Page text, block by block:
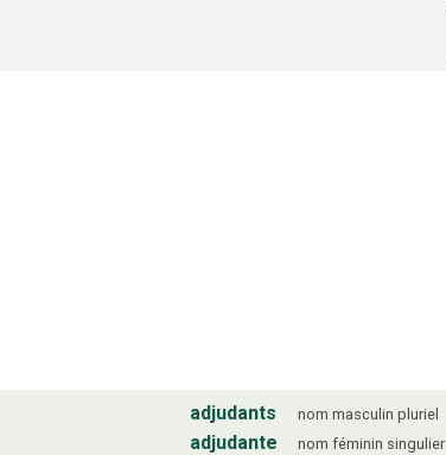
adjudants nom masculin pluriel
adjudante nom féminin singulier